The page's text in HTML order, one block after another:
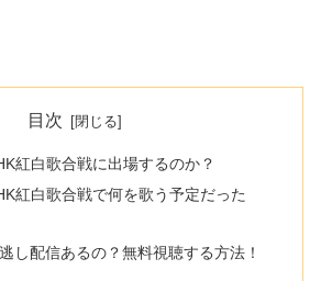
目次
紅白歌合戦に出場するのか？
紅白歌合戦で何を歌う予定だった
し配信あるの？無料視聴する方法！